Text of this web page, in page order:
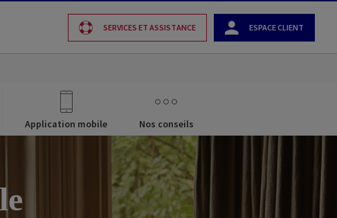
SERVICES ET ASSISTANCE ESPACE CLIENT
Application mobile Nos conseils